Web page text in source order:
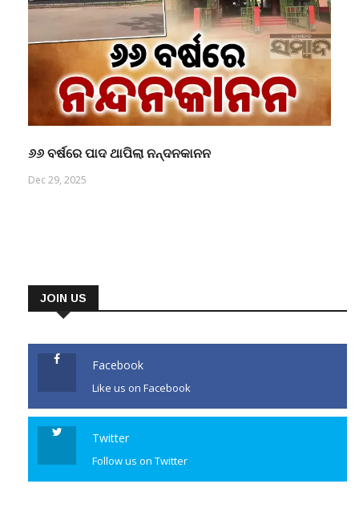
୬୬ ବର୍ଷରେ ପାଦ ଥାପିଲା ନନ୍ଦନକାନନ
Dec 29, 2025
JOIN US
Facebook
Like us on Facebook
Twitter
Follow us on Twitter